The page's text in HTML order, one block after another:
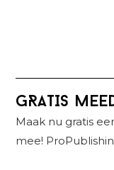
Primaire
Sidebar
GRATIS
Maak nu gratis
mee!